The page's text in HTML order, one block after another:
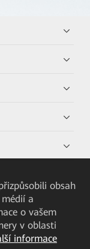
obsah
a
o vašem
v oblasti
informace